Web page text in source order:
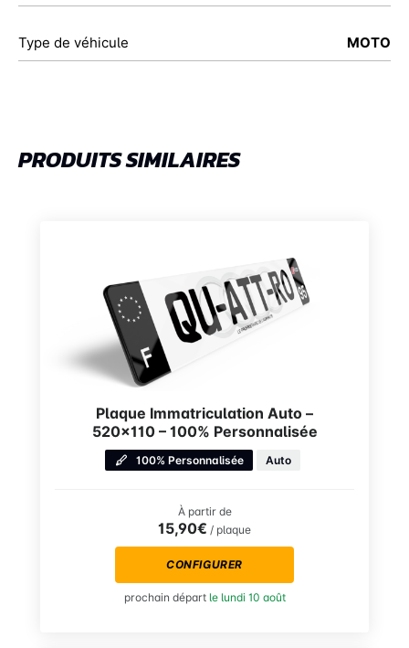
Type de véhicule MOTO
PRODUITS SIMILAIRES
Plaque Immatriculation Auto –
520×110 – 100% Personnalisée
100% Personnalisée Auto
À partir de
15,90€ / plaque
CONFIGURER
prochain départ le lundi 10 août